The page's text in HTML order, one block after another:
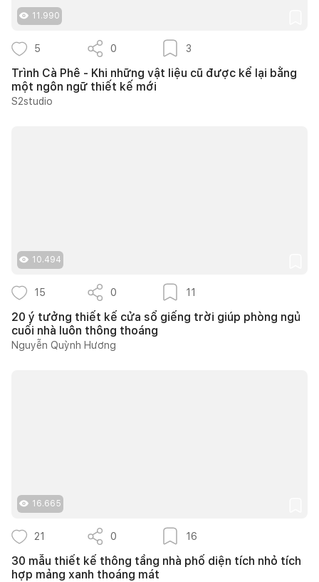
11.990
5 0 3
Trình Cà Phê - Khi những vật liệu cũ được kể lại bằng
một ngôn ngữ thiết kế mới
S2studio
10.494
15 0 11
20 ý tưởng thiết kế cửa sổ giếng trời giúp phòng ngủ
cuối nhà luôn thông thoáng
Nguyễn Quỳnh Hương
16.665
21 0 16
30 mẫu thiết kế thông tầng nhà phố diện tích nhỏ tích
hợp mảng xanh thoáng mát